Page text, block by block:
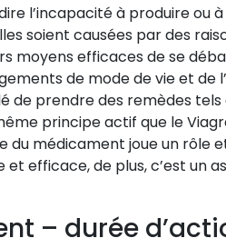
l’incapacité à produire ou
soient causées par des
moyens efficaces de se
de mode de vie et de
de prendre des remèdes
principe actif que le
du médicament joue un rôle
efficace, de plus, c’est un
– durée